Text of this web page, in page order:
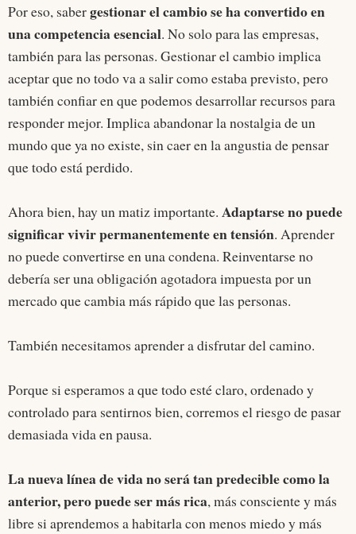
Por eso, sabergestionar el cambio se ha convertido en
una competencia esencial. No solo para las empresas,
también para las personas. Gestionar el cambio implica
aceptar que no todo va a salir como estaba previsto, pero
también confiar en que podemos desarrollar recursos para
responder mejor. Implica abandonar la nostalgia de un
mundo que ya no existe, sin caer en la angustia de pensar
que todo está perdido.
Ahora bien, hay un matiz importante. Adaptarse no puede
significar vivir permanentemente en tensión. Aprender
no puede convertirse en una condena. Reinventarse no
debería ser una obligación agotadora impuesta por un
mercado que cambia más rápido que las personas.
También necesitamos aprender a disfrutar del camino.
Porque si esperamos a que todo esté claro, ordenado y
controlado para sentirnos bien, corremos el riesgo de pasar
demasiada vida en pausa.
La nueva línea de vida no será tan predecible como la
anterior, pero puede ser más rica, más consciente y más
libre si aprendemos a habitarla con menos miedo y más